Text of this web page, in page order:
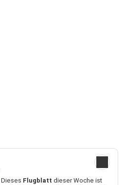
Dieses Flugblatt dieser Woche ist